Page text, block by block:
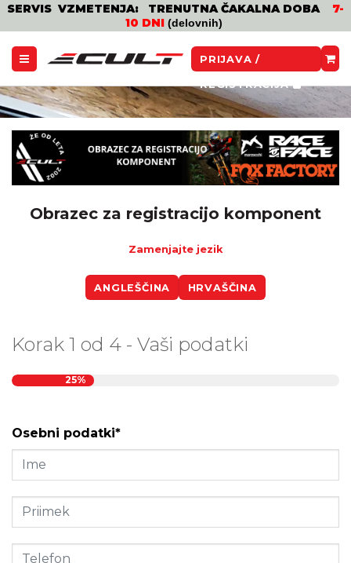
SERVIS VZMETENJA: TRENUTNA ČAKALNA DOBA 7-
10 DNI (delovnih)
PRIJAVA /
REGISTRACIJA
Obrazec za registracijo komponent
Zamenjajte jezik
ANGLEŠČINA HRVAŠČINA
Korak 1 od 4 - Vaši podatki
25%
Osebni podatki*